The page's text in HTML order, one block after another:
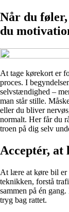
Når du
du
At tage kørekort er
proces. I
selvstændighed –
man står stille.
eller du bliver
normalt. Her får du
troen på dig selv
Acceptér,
At lære at køre bil er
teknikken, forstå
sammen på én
tryg bag rattet.